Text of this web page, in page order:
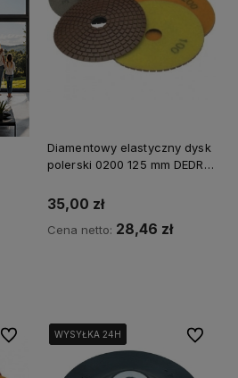
Diamentowy elastyczny dysk
polerski 0200 125 mm DEDRA
35,00 zł
Cena netto: 28,46 zł
Do ulubionychWYSYŁKA 24H
WYSYŁKA 24H
WYSYŁKA 24H Do